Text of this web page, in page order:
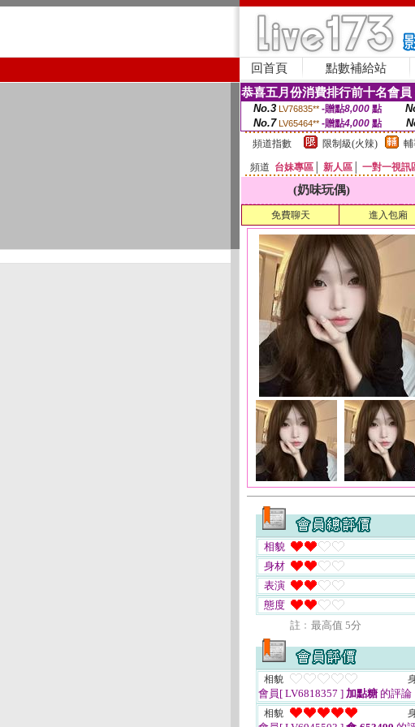
回首頁 點數補給站
恭喜五月份消費排行前十名會
No.3 LV76835** -贈點8,000點
No.7 LV65464** -贈點4,000 點
頻道指數
限制級(火辣)
頻道 台妹專區 新人區 一對一視訊
(奶味玩偶)
免費聊天 進入包廂
相貌
身材
表演
態度
註﹕最高值 5分
相貌
會員[ LV6818357 ] 加點糖 的評論
相貌